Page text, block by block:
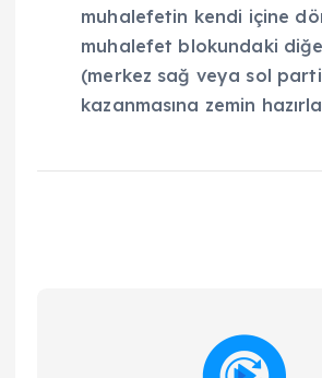
muhalefetin kendi içine
muhalefet blokundaki
(merkez sağ veya sol
kazanmasına zemin